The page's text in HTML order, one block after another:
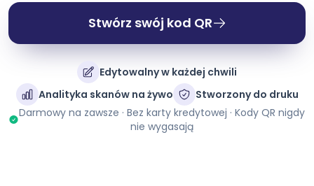
Stwórz swój kod QR
Edytowalny w każdej chwili
Analityka skanów na żywo
Stworzony do druku
Darmowy na zawsze · Bez karty kredytowej · Kody QR nigdy
nie wygasają